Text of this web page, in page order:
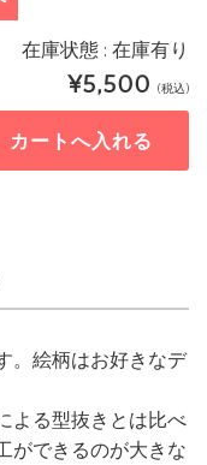
在庫状態 : 在庫有り
¥5,500 (税込)
。絵柄はお好きなデ
よる型抜きとは比べ
ができるのが大きな